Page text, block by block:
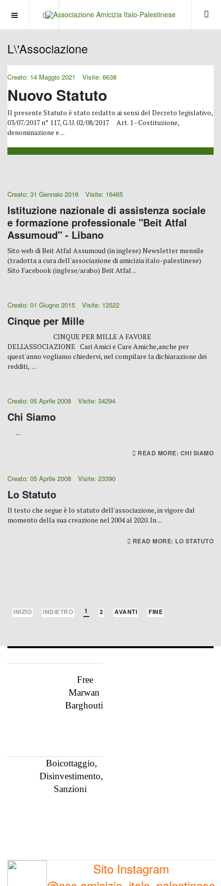
OFF CANVAS
L\'Associazione
Creato: 14 Maggio 2021 Visite: 6638
Nuovo Statuto
Il presente Statuto è stato redatto ai sensi del Decreto legislativo,
03/07/2017 n° 117, G.U. 02/08/2017 Art. 1 - Costituzione,
denominazione e ...
Creato: 31 Gennaio 2016 Visite: 16465
Istituzione nazionale di assistenza sociale
e formazione professionale "Beit Atfal
Assumoud" - Libano
Sito web di Beit Atfal Assumoud (in inglese) Newsletter mensile
(tradotta a cura dell'associazione di amicizia italo-palestinese)
Sito Facebook (inglese/arabo) ‎Beit Atfal ...
Creato: 01 Giugno 2015 Visite: 12522
Cinque per Mille
CINQUE PER MILLE A FAVORE
DELL'ASSOCIAZIONE Cari Amici e Care Amiche,anche per
quest'anno vogliamo chiedervi, nel compilare la dichiarazione dei
redditi, ...
Creato: 05 Aprile 2008 Visite: 34294
Chi Siamo
...
READ MORE: CHI SIAMO
Creato: 05 Aprile 2008 Visite: 23390
Lo Statuto
Il testo che segue è lo statuto dell'associazione, in vigore dal
momento della sua creazione nel 2004 al 2020. In ...
READ MORE: LO STATUTO
INIZIO INDIETRO 1 2 AVANTI FINE
Free
Marwan
Barghouti
Boicottaggio,
Disinvestimento,
Sanzioni
Sito Instagram